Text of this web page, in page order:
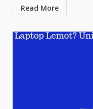
Read More